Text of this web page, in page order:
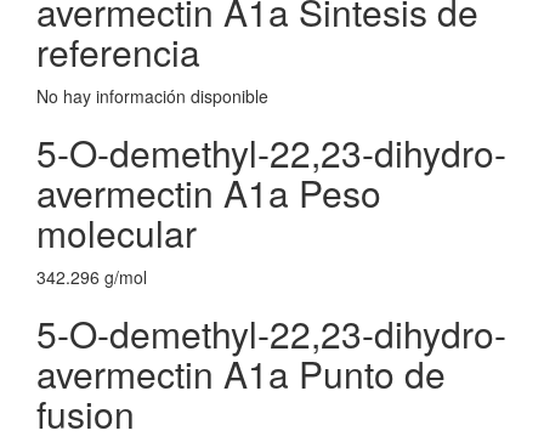
avermectin A1a Sintesis de
referencia
No hay información disponible
5-O-demethyl-22,23-dihydro-
avermectin A1a Peso
molecular
342.296 g/mol
5-O-demethyl-22,23-dihydro-
avermectin A1a Punto de
fusion